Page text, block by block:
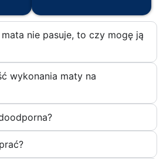
nie pasuje, to czy mogę ją
wykonania maty na